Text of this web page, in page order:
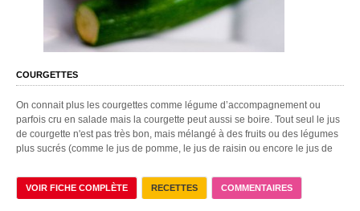
COURGETTES
On connait plus les courgettes comme légume d’accompagnement ou
parfois cru en salade mais la courgette peut aussi se boire. Tout seul le jus
de courgette n'est pas très bon, mais mélangé à des fruits ou des légumes
plus sucrés (comme le jus de pomme, le jus de raisin ou encore le jus de
VOIR FICHE COMPLÈTE RECETTES COMMENTAIRES